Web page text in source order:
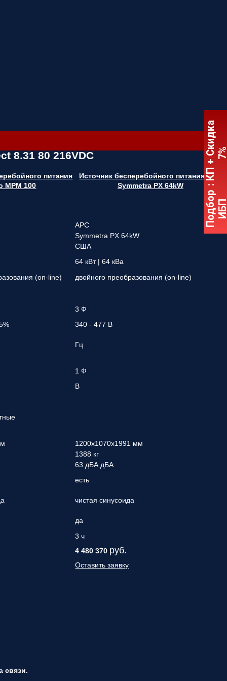
8.31 80 216VDC
питания
MPM 100
Источник бесперебойного питания APC
Symmetra PX 64kW
APC
Symmetra PX 64kW
США
64 кВт | 64 кВа
(on-line)
двойного преобразования (on-line)
3 Ф
340 - 477 В
Гц
1 Ф
В
1200x1070x1991 мм
1388 кг
63 дБА дБА
есть
чистая синусоида
да
3 ч
4 480 370 руб.
Оставить заявку
связи.
Подбор
:
К
П
+
С
к
и
д
к
а
7